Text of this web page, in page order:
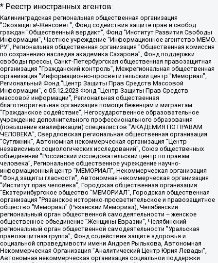
* Реестр иностранных агентов:
Калининградская региональная общественная организация "Экозащита!-Женсовет", Фонд содействия защите прав и свобод граждан "Общественный вердикт", Фонд "Институт Развития Свободы Информации", Частное учреждение "Информационное агентство МЕМО. РУ", Региональная общественная организация "Общественная комиссия по сохранению наследия академика Сахарова", Фонд поддержки свободы прессы, Санкт-Петербургская общественная правозащитная организация "Гражданский контроль", Межрегиональная общественная организация "Информационно-просветительский центр "Мемориал", Региональный Фонд "Центр Защиты Прав Средств Массовой Информации", с 05.12.2023 Фонд "Центр Защиты Прав Средств массовой информации", Региональная общественная благотворительная организация помощи беженцам и мигрантам "Гражданское содействие", Негосударственное образовательное учреждение дополнительного профессионального образования (повышение квалификации) специалистов "АКАДЕМИЯ ПО ПРАВАМ ЧЕЛОВЕКА", Свердловская региональная общественная организация "Сутяжник", Автономная некоммерческая организация "Центр независимых социологических исследований", Союз общественных объединений "Российский исследовательский центр по правам человека", Региональное общественное учреждение научно-информационный центр "МЕМОРИАЛ", Некоммерческая организация "Фонд защиты гласности", Автономная некоммерческая организация "Институт прав человека", Городская общественная организация "Екатеринбургское общество "МЕМОРИАЛ", Городская общественная организация "Рязанское историко-просветительское и правозащитное общество "Мемориал" (Рязанский Мемориал), Челябинский региональный орган общественной самодеятельности – женское общественное объединение "Женщины Евразии", Челябинский региональный орган общественной самодеятельности "Уральская правозащитная группа", Фонд содействия защите здоровья и социальной справедливости имени Андрея Рылькова, Автономная Некоммерческая Организация "Аналитический Центр Юрия Левады", Автономная некоммерческая организация социальной поддержки населения "Проект Апрель", Региональная общественная организация помощи женщинам и детям, находящимся в кризисной ситуации "Информационно-методический центр "Анна", Фонд содействия развитию массовых коммуникаций и правовому просвещению "Так-так-Так", Фонд содействия устойчивому развитию "Серебряная тайга", Свердловский региональный общественный фонд социальных проектов "Новое время", "Idel.Реалии", Кавказ.Реалии, Крым.Реалии, Телеканал Настоящее Время, Татаро-башкирская служба Радио Свобода (Azatliq Radiosi), Радио Свободная Европа/Радио Свобода (PCE/PC), "Сибирь.Реалии", "Фактограф", Благотворительный фонд помощи осужденным и их семьям, Автономная некоммерческая организация "Институт глобализации и социальных движений", Фонд "В защиту прав заключенных", Частное учреждение "Центр поддержки и содействия развитию средств массовой информации", Пензенский региональный общественный благотворительный фонд "Гражданский союз", "Север.Реалии", Некоммерческая организация Фонд "Правовая инициатива", Общество с ограниченной ответственностью "Радио Свободная Европа/Радио Свобода", Чешское информационное агентство "MEDIUM-ORIENT", Красноярская региональная общественная организация "Мы против СПИДа", Камалягин Денис Николаевич, Маркелов Сергей Евгеньевич, Пономарев Лев Александрович, Савицкая Людмила Алексеевна, Автономная некоммерческая организация "Центр по работе с проблемой насилия "НАСИЛИЮ.НЕТ", Межрегиональный профессиональный союз работников здравоохранения "Альянс врачей", Юридическое лицо, зарегистрированное в Латвийской Республике, SIA "Medusa Project" (регистрационный номер 40103797863, дата регистрации 10.06.2014), Некоммерческая организация "Фонд по борьбе с коррупцией", Автономная некоммерческая организация "Институт права и публичной политики", Баданин Роман Сергеевич, Гликин Максим Александрович, Железнова Мария Михайловна, Лукьянова Юлия Сергеевна, Маетная Елизавета Витальевна, Маняхин Петр Борисович, Чуракова Ольга Владимировна, Ярош Юлия Петровна, Юридическое лицо "The Insider SIA", зарегистрированное в Риге, Латвийская Республика (дата регистрации 26.06.2015), являющееся администратором доменного имени интернет-издания "The Insider SIA", https://theins.ru, Постернак Алексей Евгеньевич, Рубин Михаил Аркадьевич, Анин Роман Александрович, Юридическое лицо Istories fonds, зарегистрированное в Латвийской Республике (регистрационный номер 50008295751, дата регистрации 24.02.2020), Великовский Дмитрий Александрович, Долинина Ирина Николаевна, Мароховская Алеся Алексеевна, Шлейнов Роман Юрьевич, Шмагун Олеся Валентиновна, Общество с ограниченной ответственностью "Альтаир 2021", Общество с ограниченной ответственностью "Вега 2021", Общество с ограниченной ответственностью "Главный редактор 2021", Общество с ограниченной ответственностью "Ромашки монолит", Важенков Артем Валерьевич, Ивановская областная общественная организация "Центр гендерных исследований", Гурман Юрий Альбертович, Медиапроект "ОВД-Инфо", Егоров Владимир Владимирович, Жилинский Владимир Александрович, Общество с ограниченной ответственностью "ЗП", Иванова София Юрьевна, Карезина Инна Павловна, Кильтау Екатерина Викторовна, Петров Алексей Викторович, Пискунов Сергей Евгеньевич, Смирнов Сергей Сергеевич, Тихонов Михаил Сергеевич, Общество с ограниченной ответственностью "ЖУРНАЛИСТ-ИНОСТРАННЫЙ АГЕНТ", Арапова Галина Юрьевна, Вольтская Татьяна Анатольевна, Американская компания "Mason G.E.S. Anonymous Foundation" (США), являющаяся владельцем интернет-издания https://mnews.world/, Компания "Stichting Bellingcat", зарегистрированная в Нидерландах (дата регистрации 11.07.2018), Захаров Андрей Вячеславович, Клепиковская Екатерина Дмитриевна, Общество с ограниченной ответственностью "МЕМО", Перл Роман Александрович, Симонов Евгений Алексеевич, Соловьева Елена Анатольевна, Сотников Даниил Владимирович, Сурначева Елизавета Дмитриевна, Автономная некоммерческая организация по защите прав человека и информированию населения "Якутия – Наше Мнение", Общество с ограниченной ответственностью "Москоу диджитал медиа", с 26.01.2023 Общество с ограниченной ответственностью "Чайка Белые сады", Ветошкина Валерия Валерьевна, Заговора Максим Александрович, Межрегиональное общественное движение "Российская ЛГБТ - сеть", Оленичев Максим Владимирович, Павлов Иван Юрьевич, Скворцова Елена Сергеевна, Общество с ограниченной ответственностью "Как бы инагент", Кочетков Игорь Викторович, Общество с ограниченной ответственностью "Честные выборы", Еланчик Олег Александрович, Общество с ограниченной ответственностью "Нобелевский призыв", Гималова Регина Эмилевна, Григорьев Андрей Валерьевич, Григорьева Алина Александровна, Ассоциация по содействию защите прав призывников, альтернативнослужащих и военнослужащих "Правозащитная группа "Гражданин.Армия.Право", Хисамова Регина Фаритовна, Автономная некоммерческая организация по реализации социально-правовых программ "Лилит", Дальневосточное общественное движение "Маяк", Санкт-Петербургская ЛГБТ-инициативная группа "Выход", Инициативная группа ЛГБТ+ "Реверс", Алексеев Андрей Викторович, Бекбулатова Таисия Львовна, Беляев Иван Михайлович, Владыкина Елена Сергеевна, Гельман Марат Александрович, Никульшина Вероника Юрьевна, Толоконникова Надежда Андреевна, Шендерович Виктор Анатольевич, Общество с ограниченной ответственностью "Данное сообщение", Общество с ограниченной ответственностью Издательский дом "Новая глава", Айнбиндер Александра Александровна, Московский комьюнити-центр для ЛГБТ+инициатив, Благотворительный фонд развития филантропии, Deutsche Welle (Германия, Kurt-Schumacher-Strasse 3, 53113 Bonn), Борзунова Мария Михайловна, Воробьев Виктор Викторович, Голубева Анна Львовна, Константинова Алла Михайловна, Малкова Ирина Владимировна, Мурадов Мурад Абдулгалимович, Осетинская Елизавета Николаевна, Понасенков Евгений Николаевич, Ганапольский Матвей Юрьевич, Киселев Евгений Алексеевич, Борухович Ирина Григорьевна, Дремин Иван Тимофеевич, Дубровский Дмитрий Викторович, Красноярская региональная общественная организация поддержки и развития альтернативных образовательных технологий и межкультурных коммуникаций "ИНТЕРРА", Маяковская Екатерина Алексеевна, Фейгин Марк Захарович, Филимонов Андрей Викторович, Дзугкоева Регина Николаевна, Доброхотов Роман Александрович, Дудь Юрий Александрович, Елкин Сергей Владимирович, Кругликов Кирилл Игоревич, Сабунаева Мария Леонидовна, Семенов Алексей Владимирович, Шаинян Карен Багратович, Шульман Екатерина Михайловна, Асафьев Артур Валерьевич, Вахштайн Виктор Семенович, Венедиктов Алексей Алексеевич, Лушникова Екатерина Евгеньевна, Волков Леонид Михайлович, Невзоров Александр Глебович, Пархоменко Сергей Борисович, Сироткин Ярослав Николаевич, Кара-Мурза Владимир Владимирович, Баранова Наталья Владимировна, Гозман Леонид Яковлевич, Кагарлицкий Борис Юльевич, Климарев Михаил Валерьевич, Милов Владимир Станиславович, Автономная некоммерческая организация Краснодарский центр современного искусства "Типография", Моргенштерн Алишер Тагирович, Соболь Любовь Эдуардовна, Общество с ограниченной ответственностью "ЛИЗА НОРМ", Каспаров Гарри Кимович, Ходорковский Михаил Борисович, Общество с ограниченной ответственностью "Апрельские тезисы", Данилович Ирина Брониславовна, Кашин Олег Владимирович, Петров Николай Владимирович, Пивоваров Алексей Владимирович, Соколов Михаил Владимирович, Цветкова Юлия Владимировна, Чичваркин Евгений Александрович, Комитет против пыток/Команда против пыток, Общество с ограниченной ответственностью "Первый научный", Общество с ограниченной ответственностью "Вертолет и ко", Белоцерковская Вероника Борисовна, Кац Максим Евгеньевич, Лазарева Татьяна Юрьевна, Шаведдинов Руслан Табризович, Яшин Илья Валерьевич, Общество с ограниченной ответственностью "Иноагент ААВ", Алешковский Дмитрий Петрович, Альбац Евгения Марковна, Быков Дмитрий Львович, Галямина Юлия Евгеньевна, Лойко Сергей Леонидович, Мартынов Кирилл Константинович, Медведев Сергей Александрович, Крашенинников Федор Геннадиевич, Гордеева Катерина Вл